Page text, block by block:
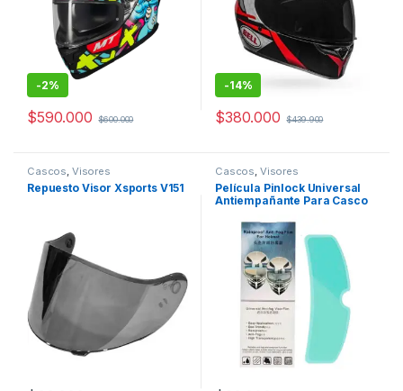
-2%
$590.000 $600.000
-14%
$380.000 $439.900
Cascos, Visores
Repuesto Visor Xsports V151
Cascos, Visores
Película Pinlock Universal
Antiempañante Para Casco